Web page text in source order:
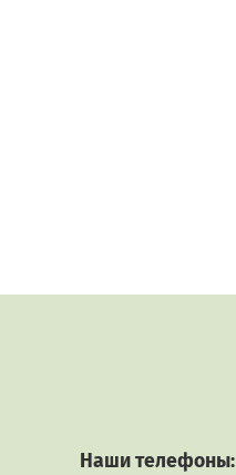
Наши телефоны: